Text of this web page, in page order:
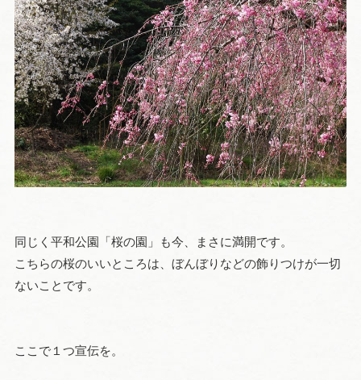
同じく平和公園「桜の園」も今、まさに満開です。
こちらの桜のいいところは、ぼんぼりなどの飾りつけが一切
ないことです。
ここで１つ宣伝を。